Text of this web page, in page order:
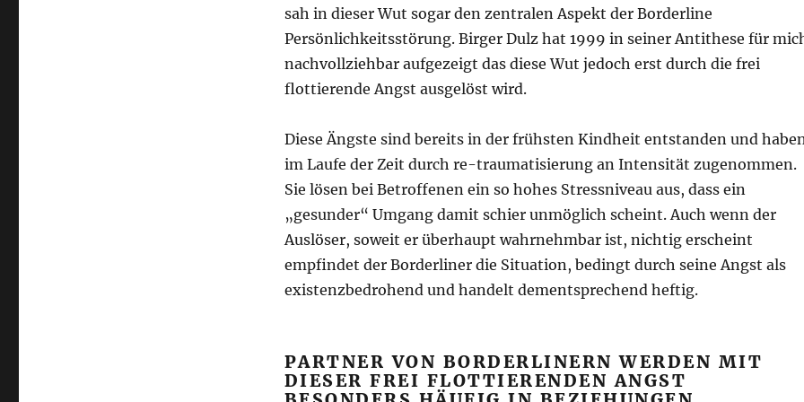
sah in dieser Wut sogar den zentralen Aspekt der Borderline
Persönlichkeitsstörung. Birger Dulz hat 1999 in seiner Antithese für
nachvollziehbar aufgezeigt das diese Wut jedoch erst durch die frei
flottierende Angst ausgelöst wird.
Diese Ängste sind bereits in der frühsten Kindheit entstanden und
im Laufe der Zeit durch re-traumatisierung an Intensität zugenommen.
Sie lösen bei Betroffenen ein so hohes Stressniveau aus, dass ein
„gesunder“ Umgang damit schier unmöglich scheint. Auch wenn der
Auslöser, soweit er überhaupt wahrnehmbar ist, nichtig erscheint
empfindet der Borderliner die Situation, bedingt durch seine Angst als
existenzbedrohend und handelt dementsprechend heftig.
PARTNER VON BORDERLINERN WERDEN MIT
DIESER FREI FLOTTIERENDEN ANGST